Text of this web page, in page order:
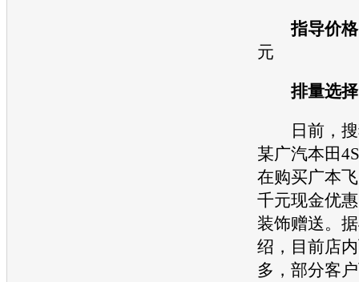
指导价格
元
排量选择
日前，搜
某广汽本田
在购买广本
千元现金优
装饰赠送。
绍，目前店
多，部分客